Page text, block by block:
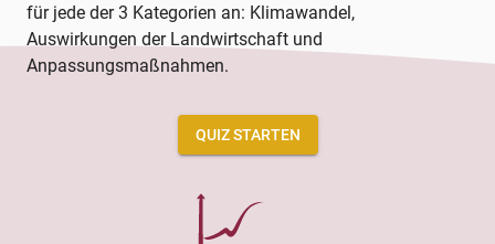
für jede der 3 Kategorien an: Klimawandel,
Auswirkungen der Landwirtschaft und
Anpassungsmaßnahmen.
QUIZ STARTEN